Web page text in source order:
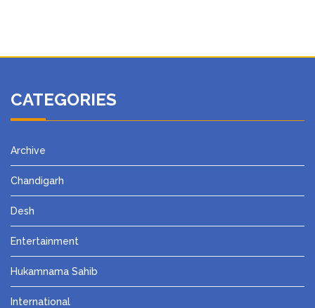
CATEGORIES
Archive
Chandigarh
Desh
Entertainment
Hukamnama Sahib
International